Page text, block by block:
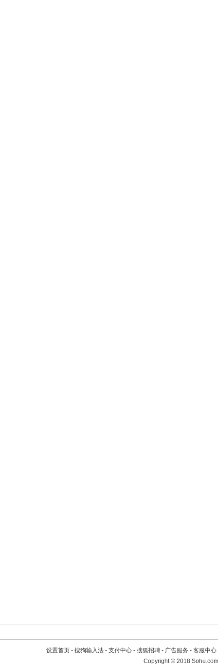
设置首页 - 搜狗输入法 - 支付中心 - 搜狐招聘 - 广告服务 - 客服中心
Copyright©2018